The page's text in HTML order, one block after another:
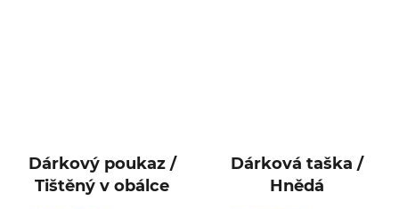
Dárkový poukaz /
Tištěný v obálce
Dárková taška /
Hnědá